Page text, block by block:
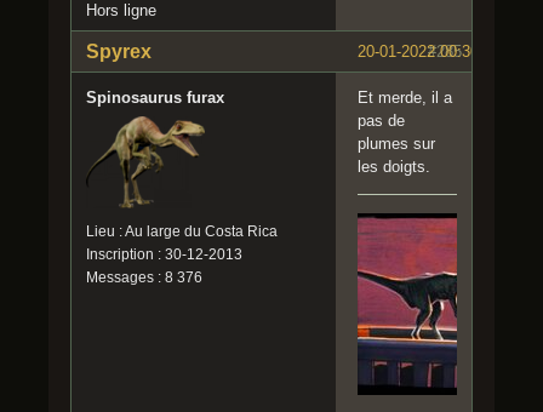
Hors ligne
#285
20-01-2022 00:30:02
Spyrex
Spinosaurus furax
Lieu : Au large du Costa Rica
Inscription : 30-12-2013
Messages : 8 376
Et merde, il a
pas de
plumes sur
les doigts.